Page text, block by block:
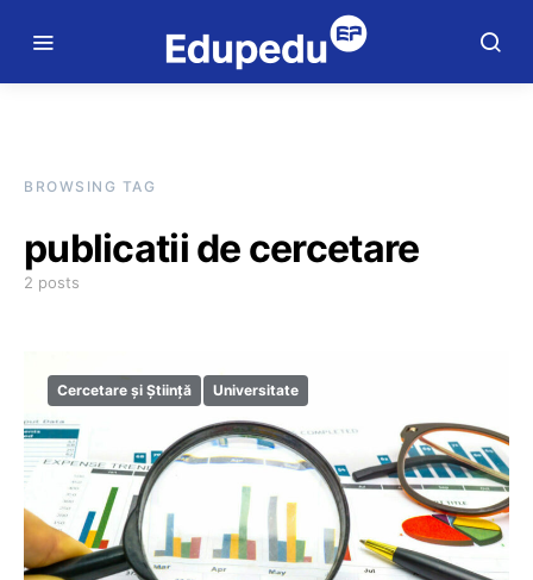
BROWSING TAG
publicatii de cercetare
2 posts
Cercetare și Știință Universitate